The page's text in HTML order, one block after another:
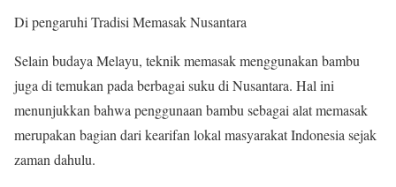
Di pengaruhi Tradisi Memasak Nusantara
Selain budaya Melayu, teknik memasak menggunakan bambu
juga di temukan pada berbagai suku di Nusantara. Hal ini
menunjukkan bahwa penggunaan bambu sebagai alat memasak
merupakan bagian dari kearifan lokal masyarakat Indonesia sejak
zaman dahulu.